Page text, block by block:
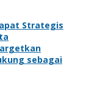
Strategis
sebagai